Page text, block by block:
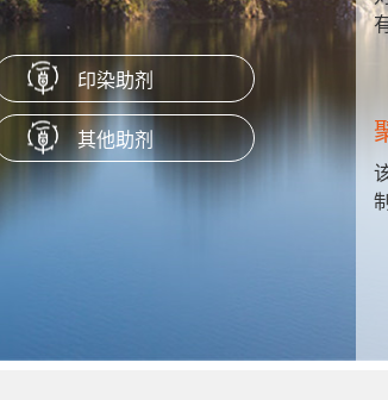
印染助剂
其他助剂
根据需求定